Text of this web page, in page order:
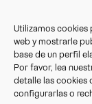
Utilizamos cookies
web y mostrarle
base de un perfil
Por favor, lea
detalle las cookies
configurarlas o
· Verano(15/
8:30 –
T. +34 968
F. +34 968